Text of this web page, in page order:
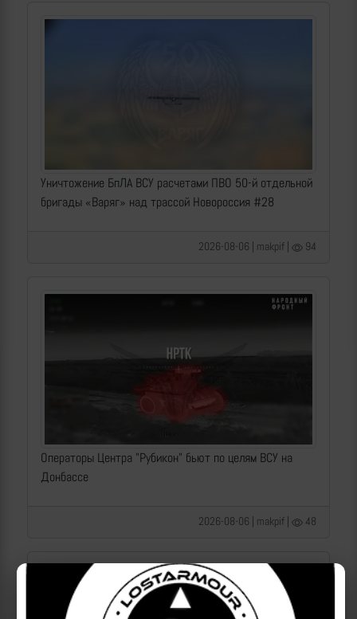
Уничтожение БпЛА ВСУ расчетами ПВО 50-й отдельной
бригады «Варяг» над трассой Новороссия #28
2026-08-06 | makpif | 94
Операторы Центра "Рубикон" бьют по целям ВСУ на
Донбассе
2026-08-06 | makpif | 48